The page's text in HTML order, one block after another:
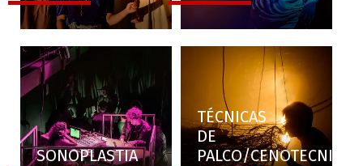
SONOPLASTIA
TÉCNICAS
DE
PALCO/CENOTECNIA